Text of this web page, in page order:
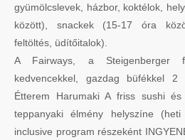
gyümölcslevek, házbor, koktélok,
között), snackek (15-17 óra
feltöltés, üdítőitalok).
A Fairways, a Steigenberger
kedvencekkel, gazdag büfékkel
Étterem Harumaki A friss sushi
teppanyaki élmény helyszíne
inclusive program részeként